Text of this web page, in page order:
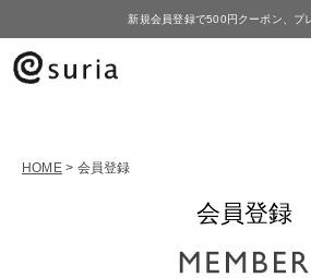
新規会員登録で500円クーポン、プ
HOME 会員登録
会員登録